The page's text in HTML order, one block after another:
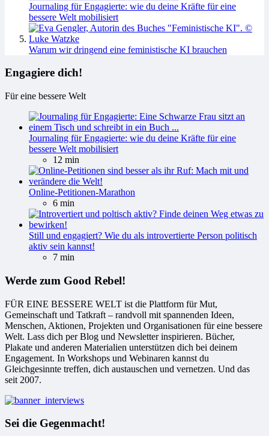
Journaling für Engagierte: wie du deine Kräfte für eine
bessere Welt mobilisiert
Warum wir dringend eine feministische KI brauchen
Engagiere dich!
Für eine bessere Welt
Journaling für Engagierte: wie du deine Kräfte für eine
bessere Welt mobilisiert
12 min
Online-Petitionen-Marathon
6 min
Still und engagiert? Wie du als introvertierte Person politisch
aktiv sein kannst!
7 min
Werde zum Good Rebel!
FÜR EINE BESSERE WELT ist die Plattform für Mut,
Gemeinschaft und Tatkraft – randvoll mit spannenden Ideen,
Menschen, Aktionen, Projekten und Organisationen für eine bessere
Welt. Lass dich per Blog und Newsletter inspirieren. Bücher,
Plakate und anderen Materialien unterstützen dich bei deinem
Engagement. In Workshops und Webinaren kannst du
Gleichgesinnte treffen, dich austauschen und vernetzen. Und das
seit 2007.
Sei die Gegenmacht!